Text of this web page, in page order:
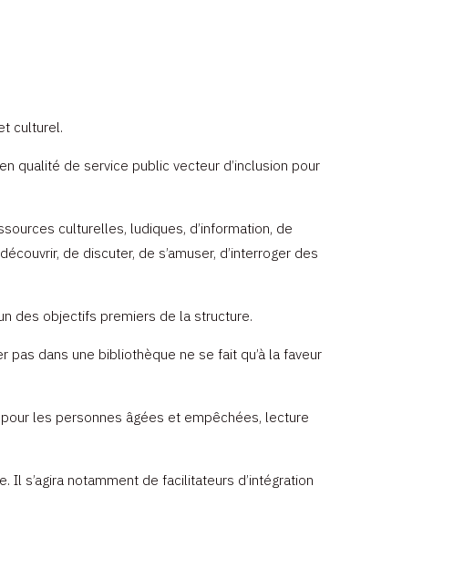
culturel.
qualité de service public vecteur d’inclusion pour
culturelles, ludiques, d’information, de
de discuter, de s’amuser, d’interroger des
des objectifs premiers de la structure.
pas dans une bibliothèque ne se fait qu’à la faveur
les personnes âgées et empêchées, lecture
Il s’agira notamment de facilitateurs d’intégration